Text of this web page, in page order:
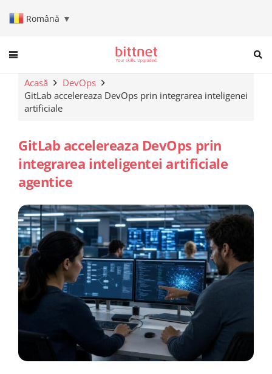
Română ▼
When autocomplete results
Acasă
DevOps
GitLab accelereaza DevOps prin integrarea inteligenei
artificiale
GitLab accelereaza DevOps prin
integrarea inteligentei artificiale
agentice